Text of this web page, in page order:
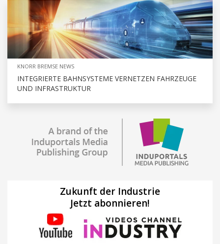
KNORR BREMSE NEWS
INTEGRIERTE BAHNSYSTEME VERNETZEN FAHRZEUGE
UND INFRASTRUKTUR
Zukunft der Industrie
Jetzt abonnieren!